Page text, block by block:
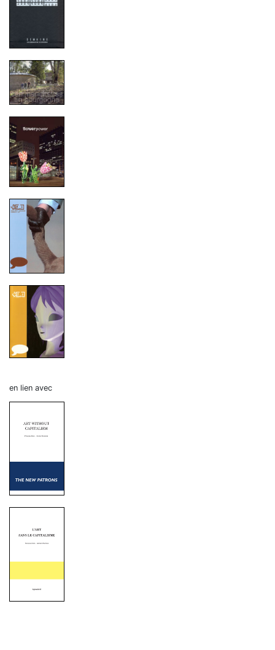
en lien avec